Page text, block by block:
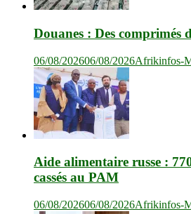
Douanes : Des comprimés
06/08/202606/08/2026Afrikinfos-
Aide alimentaire russe :
cassés au PAM
06/08/202606/08/2026Afrikinfos-